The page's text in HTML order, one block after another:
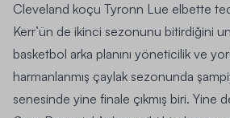
Cleveland koçu Tyronn Lue elbette
Kerr’ün de ikinci sezonunu bitirdiğini
basketbol arka planını yöneticilik ve
harmanlanmış çaylak sezonunda
senesinde yine finale çıkmış biri. Yine